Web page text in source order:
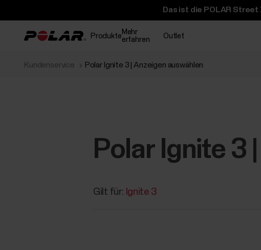
Das ist die POLAR Street
Produkte Mehr
erfahren
Outlet
Kundenservice Polar Ignite 3 | Anzeigen auswählen
Polar Ignite 3
Gilt für: Ignite 3